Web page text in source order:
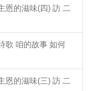
恩的滋味(四) 訪 二
歌 咱的故事 如何
恩的滋味(三) 訪 二